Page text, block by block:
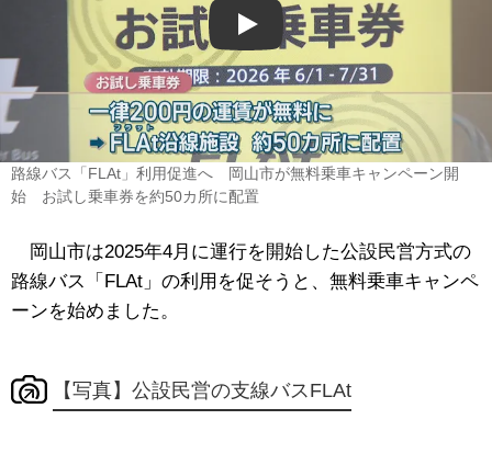
Play
路線バス「FLAt」利用促進へ 岡山市が無料乗車キャンペーン開
始 お試し乗車券を約50カ所に配置
岡山市は2025年4月に運行を開始した公設民営方式の
路線バス「FLAt」の利用を促そうと、無料乗車キャンペ
ーンを始めました。
【写真】公設民営の支線バスFLAt